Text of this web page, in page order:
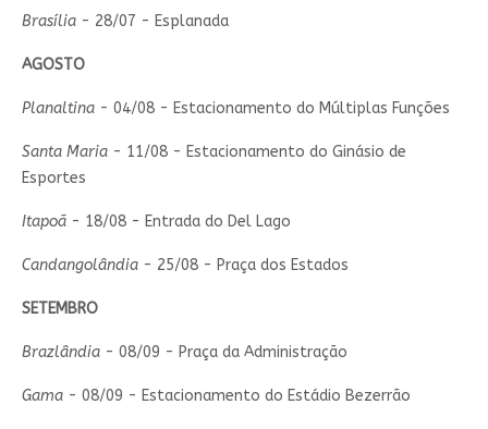
Brasília- 28/07 - Esplanada
AGOSTO
Planaltina- 04/08 - Estacionamento do Múltiplas Funções
Santa Maria - 11/08 - Estacionamento do Ginásio de
Esportes
Itapoã - 18/08 - Entrada do Del Lago
Candangolândia- 25/08 - Praça dos Estados
SETEMBRO
Brazlândia- 08/09 - Praça da Administração
Gama- 08/09 - Estacionamento do Estádio Bezerrão